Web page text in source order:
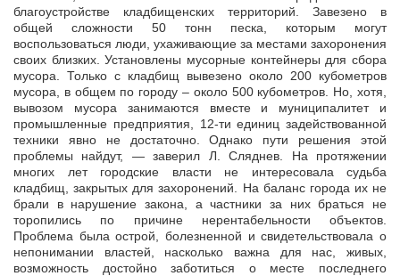
благоустройстве кладбищенских территорий. Завезено в
общей сложности 50 тонн песка, которым могут
воспользоваться люди, ухаживающие за местами захоронения
своих близких. Установлены мусорные контейнеры для сбора
мусора. Только с кладбищ вывезено около 200 кубометров
мусора, в общем по городу – около 500 кубометров. Но, хотя,
вывозом мусора занимаются вместе и муниципалитет и
промышленные предприятия, 12-ти единиц задействованной
техники явно не достаточно. Однако пути решения этой
проблемы найдут, — заверил Л. Сляднев. На протяжении
многих лет городские власти не интересовала судьба
кладбищ, закрытых для захоронений. На баланс города их не
брали в нарушение закона, а частники за них браться не
торопились по причине нерентабельности объектов.
Проблема была острой, болезненной и свидетельствовала о
непонимании властей, насколько важна для нас, живых,
возможность достойно заботиться о месте последнего